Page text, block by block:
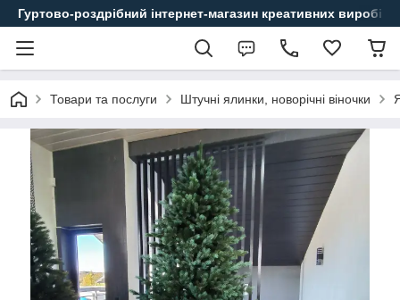
Гуртово-роздрібний інтернет-магазин креативних виробів
Товари та послуги Штучні ялинки, новорічні віночки